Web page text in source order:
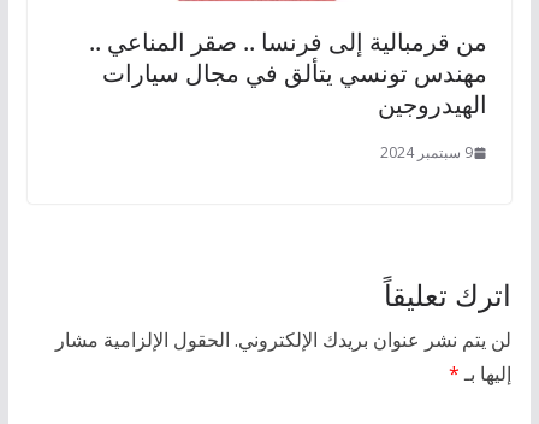
من قرمبالية إلى فرنسا .. صقر المناعي ..
مهندس تونسي يتألق في مجال سيارات
الهيدروجين
9 سبتمبر 2024
اترك تعليقاً
لن يتم نشر عنوان بريدك الإلكتروني. الحقول الإلزامية مشار
إليها بـ*